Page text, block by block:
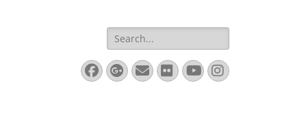
Search
for:
Facebook
Googleplus
EmailFlickrYouTube
Instagram